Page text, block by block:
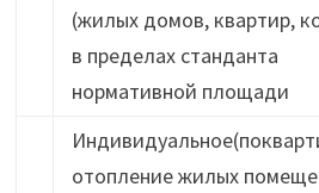
(жилых домов, квартир,
в пределах станданта
нормативной площади
отопление жилых